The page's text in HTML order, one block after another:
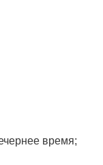
время;